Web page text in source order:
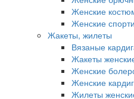
Женские
Женские
Жакеты, жилеты
Вязаные
Жакеты
Женские
Женские
Жилеты